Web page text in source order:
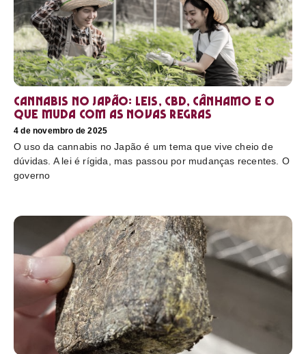
Cannabis no Japão: leis, CBD, cânhamo e o
que muda com as novas regras
4 de novembro de 2025
O uso da cannabis no Japão é um tema que vive cheio de
dúvidas. A lei é rígida, mas passou por mudanças recentes. O
governo